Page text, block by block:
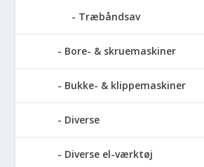
Træbåndsav
Bore- & skruemaskiner
Bukke- & klippemaskiner
Diverse
Diverse el-værktøj